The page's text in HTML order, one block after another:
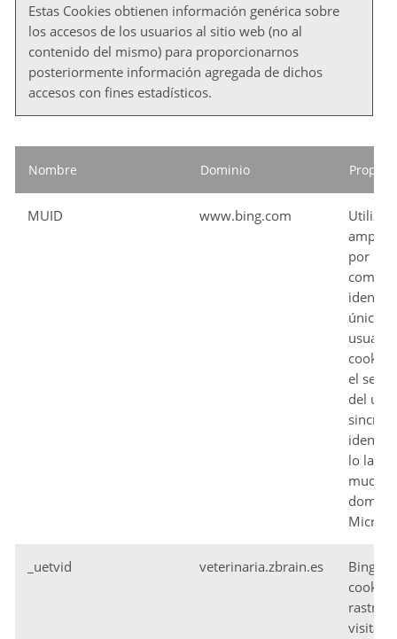
Estas Cookies obtienen información genérica sobre
los accesos de los usuarios al sitio web (no al
contenido del mismo) para proporcionarnos
posteriormente información agregada de dichos
accesos con fines estadísticos.
Nombre Dominio
MUID www.bing.com
por
como
única
cookie
el
del
lo
muchos
_uetvid veterinaria.zbrain.es
Bing
cookie